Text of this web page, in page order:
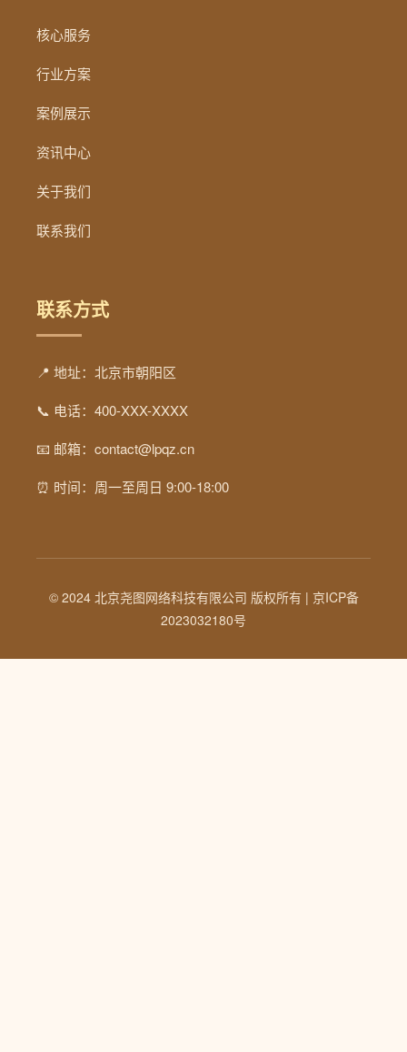
核心服务
行业方案
案例展示
资讯中心
关于我们
联系我们
联系方式
📍 地址：北京市朝阳区
📞 电话：400-XXX-XXXX
📧 邮箱：contact@lpqz.cn
⏰ 时间：周一至周日 9:00-18:00
© 2024 北京尧图网络科技有限公司 版权所有 | 京ICP备
2023032180号